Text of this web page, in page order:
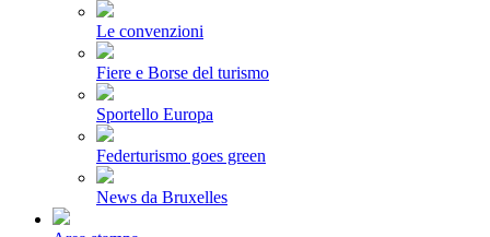
Le convenzioni
Fiere e Borse del turismo
Sportello Europa
Federturismo goes green
News da Bruxelles